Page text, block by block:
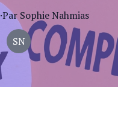
·Par SophieNahmias
SN